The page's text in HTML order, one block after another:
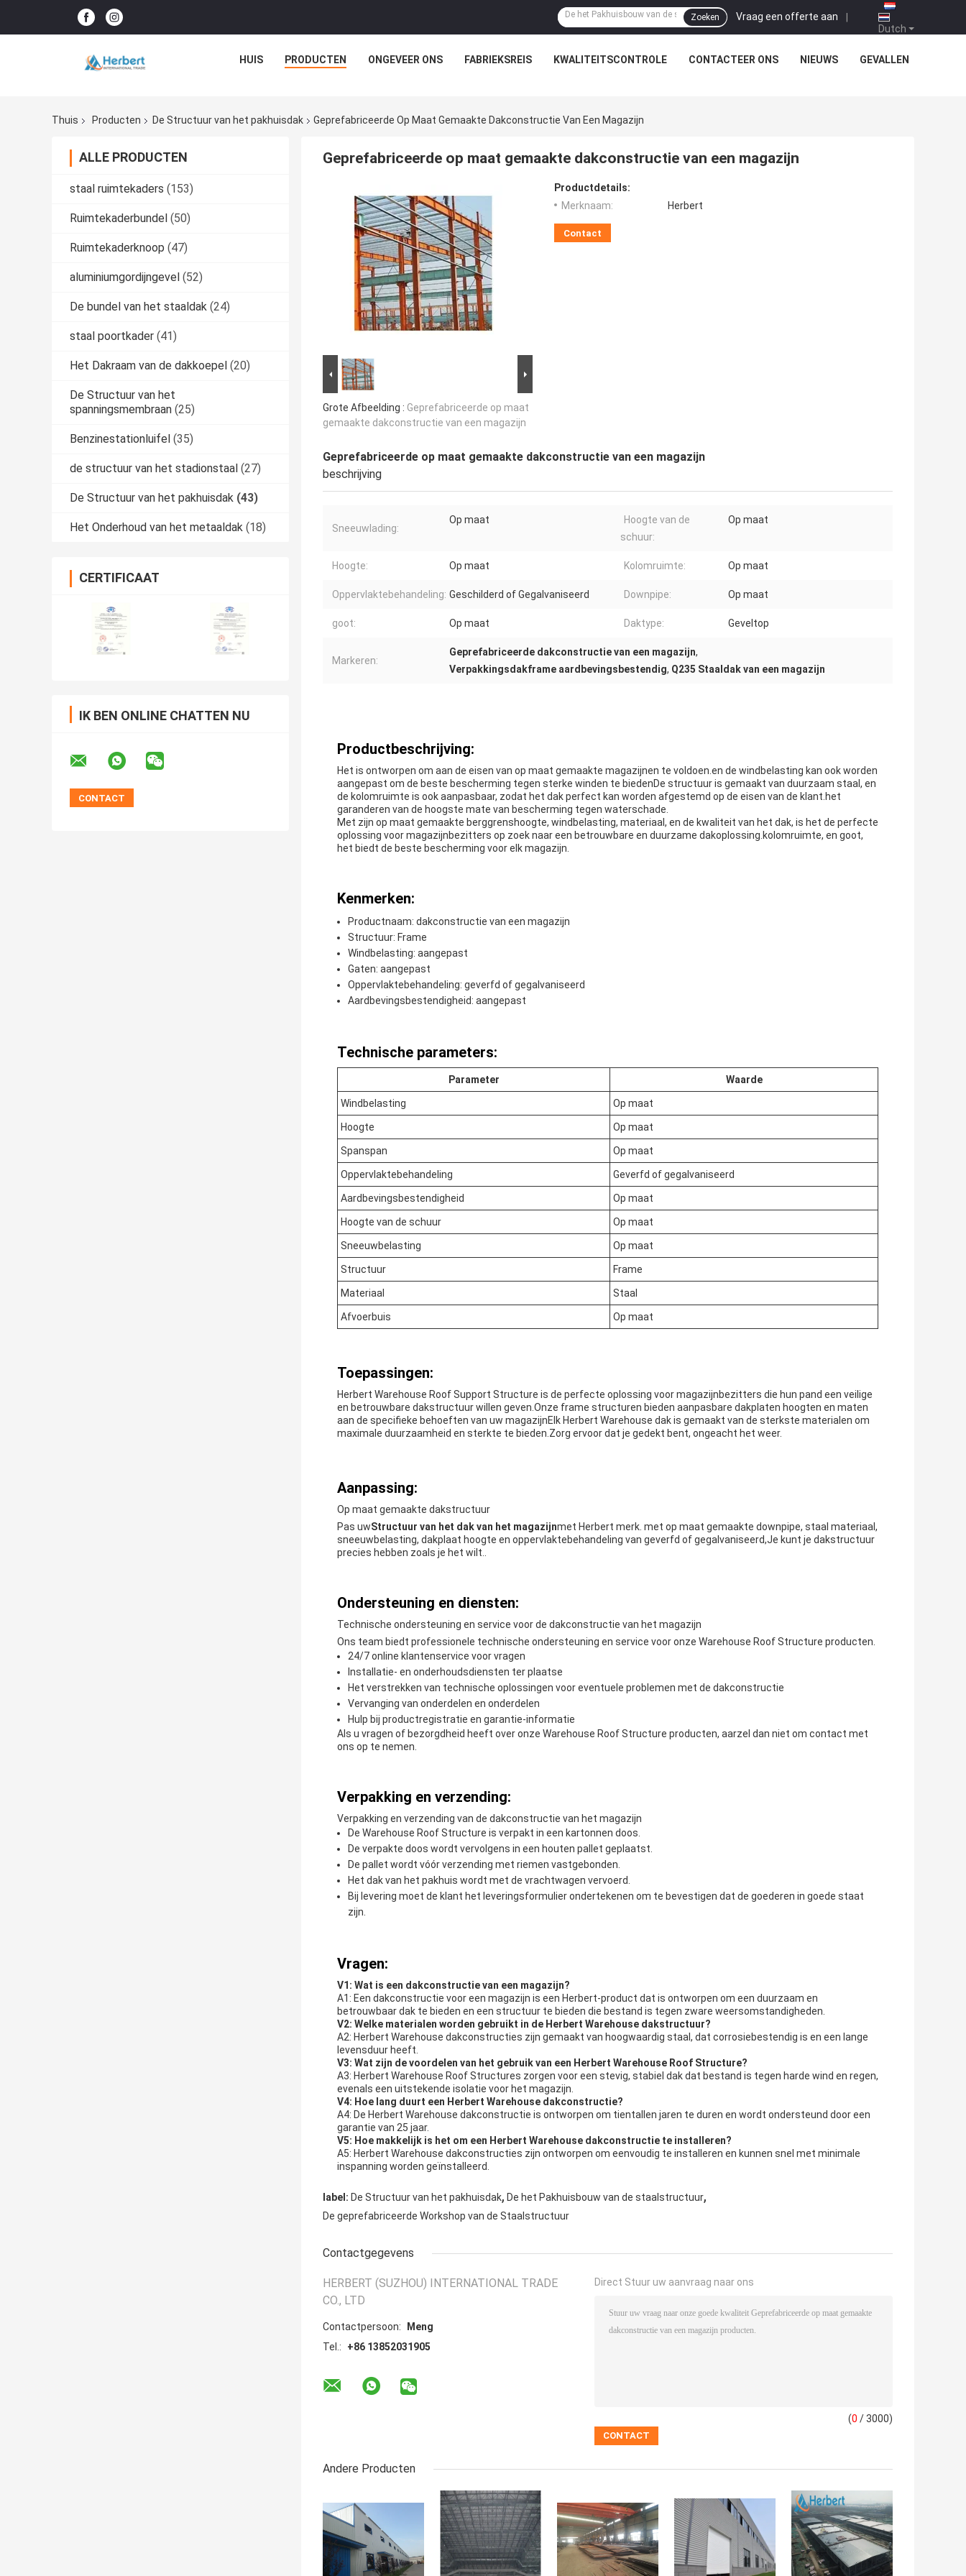
Dutch
Vraag een offerte aan |
Zoeken
HUIS PRODUCTEN ONGEVEER ONS FABRIEKSREIS KWALITEITSCONTROLE CONTACTEER ONS NIEUWS GEVALLEN
Thuis Producten De Structuur van het pakhuisdak Geprefabriceerde Op Maat Gemaakte Dakconstructie Van Een Magazijn
ALLE PRODUCTEN
staal ruimtekaders (153)
Ruimtekaderbundel (50)
Ruimtekaderknoop (47)
aluminiumgordijngevel (52)
De bundel van het staaldak (24)
staal poortkader (41)
Het Dakraam van de dakkoepel (20)
De Structuur van het
spanningsmembraan (25)
Benzinestationluifel (35)
de structuur van het stadionstaal (27)
De Structuur van het pakhuisdak (43)
Het Onderhoud van het metaaldak (18)
CERTIFICAAT
IK BEN ONLINE CHATTEN NU
Geprefabriceerde op maat gemaakte dakconstructie van een magazijn
Grote Afbeelding : Geprefabriceerde op maat
gemaakte dakconstructie van een magazijn
Productdetails:
Merknaam:
Herbert
Contact
Geprefabriceerde op maat gemaakte dakconstructie van een magazijn
beschrijving
Sneeuwlading:
Op maat
Hoogte van de
schuur:
Op maat
Hoogte: Op maat Kolomruimte: Op maat
Oppervlaktebehandeling: Geschilderd of Gegalvaniseerd Downpipe: Op maat
goot: Op maat Daktype: Geveltop
Markeren:
Geprefabriceerde dakconstructie van een magazijn,
Verpakkingsdakframe aardbevingsbestendig, Q235 Staaldak van een magazijn
Productbeschrijving:
Het is ontworpen om aan de eisen van op maat gemaakte magazijnen te voldoen.en de windbelasting kan ook worden
aangepast om de beste bescherming tegen sterke winden te biedenDe structuur is gemaakt van duurzaam staal, en
de kolomruimte is ook aanpasbaar, zodat het dak perfect kan worden afgestemd op de eisen van de klant.het
garanderen van de hoogste mate van bescherming tegen waterschade.
Met zijn op maat gemaakte berggrenshoogte, windbelasting, materiaal, en de kwaliteit van het dak, is het de perfecte
oplossing voor magazijnbezitters op zoek naar een betrouwbare en duurzame dakoplossing.kolomruimte, en goot,
het biedt de beste bescherming voor elk magazijn.
Kenmerken:
Productnaam: dakconstructie van een magazijn
Structuur: Frame
Windbelasting: aangepast
Gaten: aangepast
Oppervlaktebehandeling: geverfd of gegalvaniseerd
Aardbevingsbestendigheid: aangepast
Technische parameters:
Parameter Waarde
Windbelasting Op maat
Hoogte Op maat
Spanspan Op maat
Oppervlaktebehandeling Geverfd of gegalvaniseerd
Aardbevingsbestendigheid Op maat
Hoogte van de schuur Op maat
Sneeuwbelasting Op maat
Structuur Frame
Materiaal Staal
Afvoerbuis Op maat
Toepassingen:
Herbert Warehouse Roof Support Structure is de perfecte oplossing voor magazijnbezitters die hun pand een veilige
en betrouwbare dakstructuur willen geven.Onze frame structuren bieden aanpasbare dakplaten hoogten en maten
aan de specifieke behoeften van uw magazijnElk Herbert Warehouse dak is gemaakt van de sterkste materialen om
maximale duurzaamheid en sterkte te bieden.Zorg ervoor dat je gedekt bent, ongeacht het weer.
Aanpassing:
Op maat gemaakte dakstructuur
Pas uwStructuur van het dak van het magazijnmet Herbert merk. met op maat gemaakte downpipe, staal materiaal,
sneeuwbelasting, dakplaat hoogte en oppervlaktebehandeling van geverfd of gegalvaniseerd,Je kunt je dakstructuur
precies hebben zoals je het wilt..
Ondersteuning en diensten:
Technische ondersteuning en service voor de dakconstructie van het magazijn
Ons team biedt professionele technische ondersteuning en service voor onze Warehouse Roof Structure producten.
24/7 online klantenservice voor vragen
Installatie- en onderhoudsdiensten ter plaatse
Het verstrekken van technische oplossingen voor eventuele problemen met de dakconstructie
Vervanging van onderdelen en onderdelen
Hulp bij productregistratie en garantie-informatie
Als u vragen of bezorgdheid heeft over onze Warehouse Roof Structure producten, aarzel dan niet om contact met
ons op te nemen.
Verpakking en verzending:
Verpakking en verzending van de dakconstructie van het magazijn
De Warehouse Roof Structure is verpakt in een kartonnen doos.
De verpakte doos wordt vervolgens in een houten pallet geplaatst.
De pallet wordt vóór verzending met riemen vastgebonden.
Het dak van het pakhuis wordt met de vrachtwagen vervoerd.
Bij levering moet de klant het leveringsformulier ondertekenen om te bevestigen dat de goederen in goede staat
zijn.
Vragen:
V1: Wat is een dakconstructie van een magazijn?
A1: Een dakconstructie voor een magazijn is een Herbert-product dat is ontworpen om een duurzaam en
betrouwbaar dak te bieden en een structuur te bieden die bestand is tegen zware weersomstandigheden.
V2: Welke materialen worden gebruikt in de Herbert Warehouse dakstructuur?
A2: Herbert Warehouse dakconstructies zijn gemaakt van hoogwaardig staal, dat corrosiebestendig is en een lange
levensduur heeft.
V3: Wat zijn de voordelen van het gebruik van een Herbert Warehouse Roof Structure?
A3: Herbert Warehouse Roof Structures zorgen voor een stevig, stabiel dak dat bestand is tegen harde wind en regen,
evenals een uitstekende isolatie voor het magazijn.
V4: Hoe lang duurt een Herbert Warehouse dakconstructie?
A4: De Herbert Warehouse dakconstructie is ontworpen om tientallen jaren te duren en wordt ondersteund door een
garantie van 25 jaar.
V5: Hoe makkelijk is het om een Herbert Warehouse dakconstructie te installeren?
A5: Herbert Warehouse dakconstructies zijn ontworpen om eenvoudig te installeren en kunnen snel met minimale
inspanning worden geïnstalleerd.
label: De Structuur van het pakhuisdak, De het Pakhuisbouw van de staalstructuur,
De geprefabriceerde Workshop van de Staalstructuur
Contactgegevens
HERBERT (SUZHOU) INTERNATIONAL TRADE
CO., LTD
Contactpersoon:
Meng
Tel.:
+86 13852031905
Direct Stuur uw aanvraag naar ons
(0 / 3000)
Andere Producten